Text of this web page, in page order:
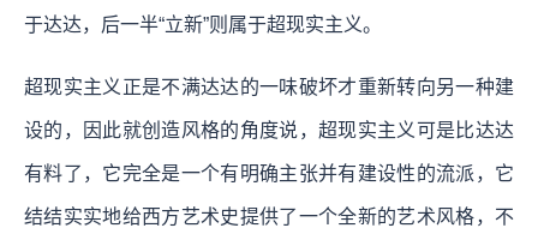
于达达，后一半“立新”则属于超现实主义。
超现实主义正是不满达达的一味破坏才重新转向另一种建
设的，因此就创造风格的角度说，超现实主义可是比达达
有料了，它完全是一个有明确主张并有建设性的流派，它
结结实实地给西方艺术史提供了一个全新的艺术风格，不